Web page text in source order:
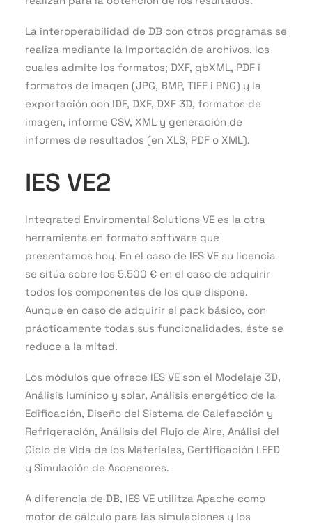
La interoperabilidad de DB con otros programas se
realiza mediante la Importación de archivos, los
cuales admite los formatos; DXF, gbXML, PDF i
formatos de imagen (JPG, BMP, TIFF i PNG) y la
exportación con IDF, DXF, DXF 3D, formatos de
imagen, informe CSV, XML y generación de
informes de resultados (en XLS, PDF o XML).
IES VE2
Integrated Enviromental Solutions VE es la otra
herramienta en formato software que
presentamos hoy. En el caso de IES VE su licencia
se sitúa sobre los 5.500 € en el caso de adquirir
todos los componentes de los que dispone.
Aunque en caso de adquirir el pack básico, con
prácticamente todas sus funcionalidades, éste se
reduce a la mitad.
Los módulos que ofrece IES VE son el Modelaje 3D,
Análisis lumínico y solar, Análisis energético de la
Edificación, Diseño del Sistema de Calefacción y
Refrigeración, Análisis del Flujo de Aire, Análisi del
Ciclo de Vida de los Materiales, Certificación LEED
y Simulación de Ascensores.
A diferencia de DB, IES VE utilitza Apache como
motor de cálculo para las simulaciones y los